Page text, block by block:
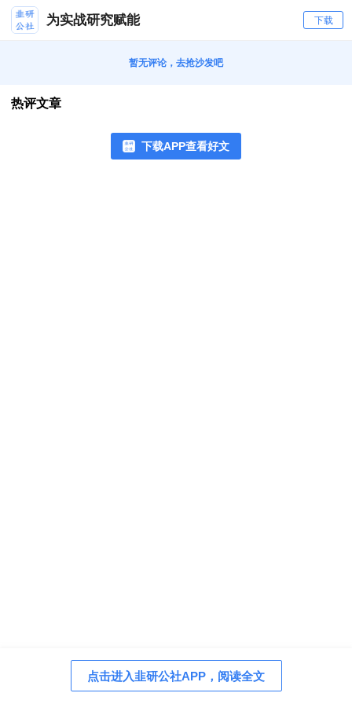
为实战研究赋能 下载
暂无评论，去抢沙发吧
热评文章
下载APP查看好文
点击进入韭研公社APP，阅读全文